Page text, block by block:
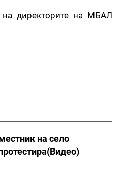
директорите на МБАЛ
на село